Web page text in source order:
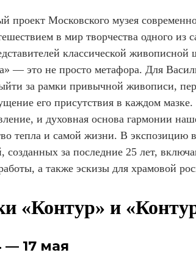
проект Московского музея
в мир творчества одного из
классической
— это не просто метафора. Для
за рамки привычной живописи,
его присутствия в каждом
и духовная основа гармонии
тепла и самой жизни. В экспозицию
созданных за последние 25 лет,
а также эскизы для храмовой
«Контур» и
— 17 мая